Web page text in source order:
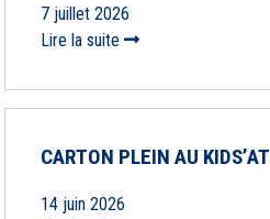
7 juillet 2026
Lire la suite
CARTON PLEIN AU
14 juin 2026